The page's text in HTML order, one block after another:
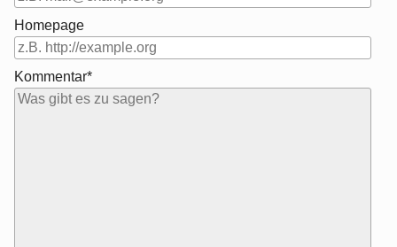
Homepage
Kommentar*